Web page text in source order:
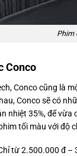
Phim
Conco
Conco cũng là
Conco sẽ có
nhiệt 35%, để
tối màu với độ
từ 2.500.000 đ –